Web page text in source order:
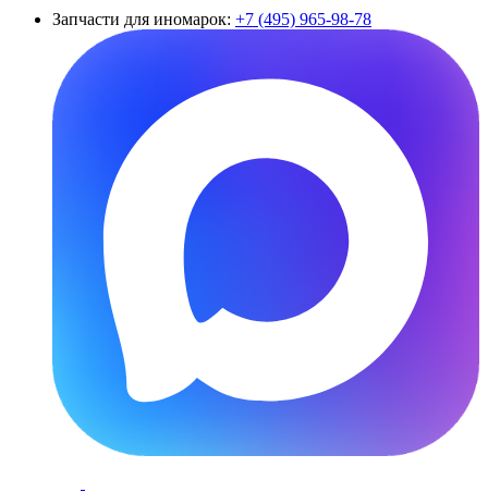
Запчасти для иномарок: +7 (495) 965-98-78